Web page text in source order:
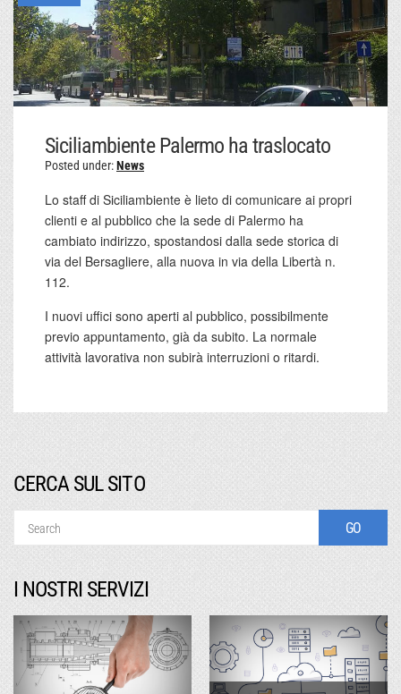
Siciliambiente Palermo ha traslocato
Posted under:News
Lo staff di Siciliambiente è lieto di comunicare ai propri
clienti e al pubblico che la sede di Palermo ha
cambiato indirizzo, spostandosi dalla sede storica di
via del Bersagliere, alla nuova in via della Libertà n.
112.
I nuovi uffici sono aperti al pubblico, possibilmente
previo appuntamento, già da subito. La normale
attività lavorativa non subirà interruzioni o ritardi.
CERCA SUL SITO
I NOSTRI SERVIZI